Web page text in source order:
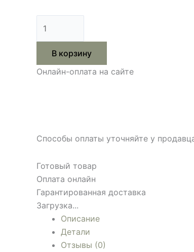
В корзину
Онлайн-оплата на сайте
Способы оплаты уточняйте у
Готовый товар
Оплата онлайн
Гарантированная доставка
Загрузка...
Описание
Детали
Отзывы (0)